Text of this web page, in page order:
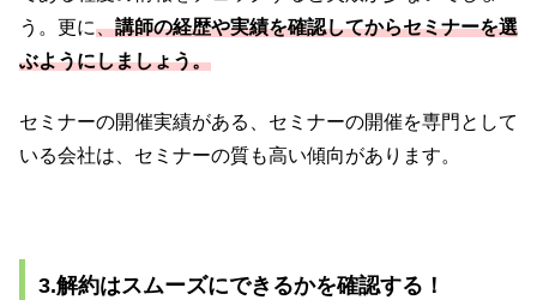
う。更に、講師の経歴や実績を確認してからセミナーを選
ぶようにしましょう。
セミナーの開催実績がある、セミナーの開催を専門として
いる会社は、セミナーの質も高い傾向があります。
3.解約はスムーズにできるかを確認する！